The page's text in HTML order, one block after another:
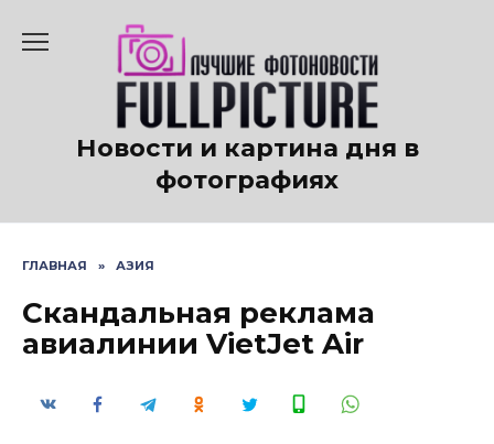
содержанию
Новости и картина дня в
фотографиях
ГЛАВНАЯ » АЗИЯ
Скандальная реклама
авиалинии VietJet Air